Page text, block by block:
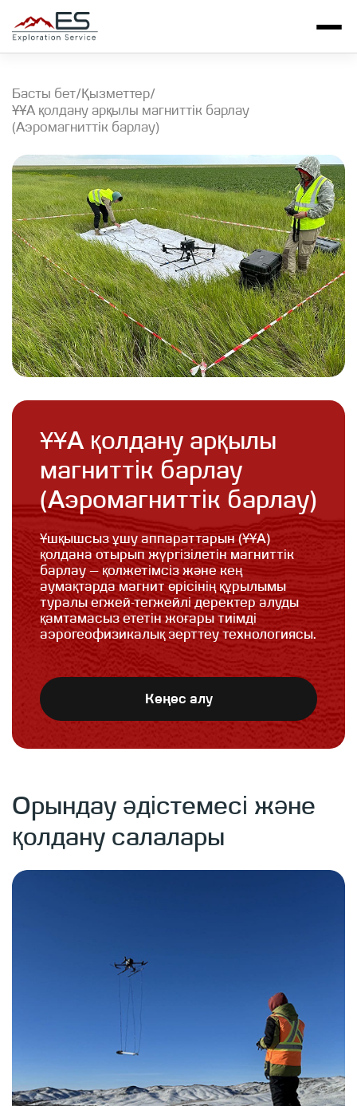
Басты бет/ Қызметтер/
ҰҰА қолдану арқылы магниттік барлау
(Аэромагниттік барлау)
ҰҰА қолдану арқылы
магниттік барлау
(Аэромагниттік барлау)
Ұшқышсыз ұшу аппараттарын (ҰҰА)
қолдана отырып жүргізілетін магниттік
барлау — қолжетімсіз және кең
аумақтарда магнит өрісінің құрылымы
туралы егжей-тегжейлі деректер алуды
қамтамасыз ететін жоғары тиімді
аэрогеофизикалық зерттеу технологиясы.
Кеңес алу
Орындау әдістемесі және
қолдану салалары